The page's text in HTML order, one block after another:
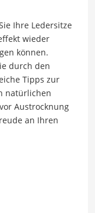
Ihre Ledersitze
wieder
können.
durch den
Tipps zur
natürlichen
Austrocknung
an Ihren